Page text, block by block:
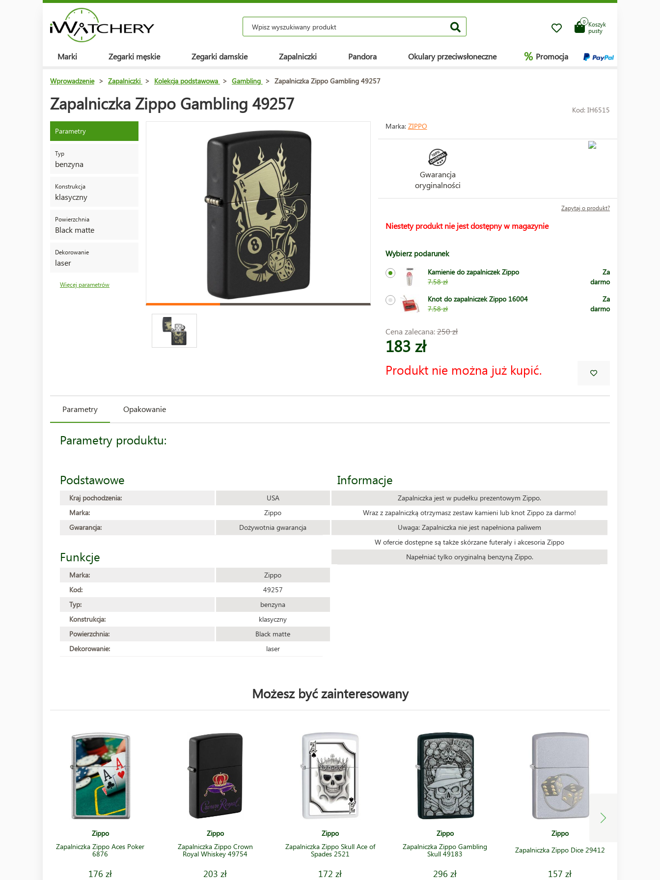
Koszyk
pusty
0
Marki Zegarki męskie Zegarki damskie Zapalniczki Pandora Okulary przeciwsłoneczne % Promocja
Wprowadzenie > Zapalniczki > Kolekcja podstawowa > Gambling > Zapalniczka Zippo Gambling 49257
Zapalniczka Zippo Gambling 49257 Kod: IH6515
Parametry
Typ
benzyna
Konstrukcja
klasyczny
Powierzchnia
Black matte
Dekorowanie
laser
Więcej parametrów
Marka: ZIPPO
Gwarancja
oryginalności
Zapytaj o produkt?
Niestety produkt nie jest dostępny w magazynie
Wybierz podarunek
Kamienie do zapalniczek Zippo
7.58 zł
Za
darmo
Knot do zapalniczek Zippo 16004
7.58 zł
Za
darmo
Cena zalecana:250 zł
183 zł
Produkt nie można już kupić.
Parametry Opakowanie
Parametry produktu:
Podstawowe
Kraj pochodzenia:
USA
Marka:
Zippo
Gwarancja:
Dożywotnia gwarancja
Funkcje
Marka:
Zippo
Kod:
49257
Typ:
benzyna
Konstrukcja:
klasyczny
Powierzchnia:
Black matte
Dekorowanie:
laser
Informacje
Zapalniczka jest w pudełku prezentowym Zippo.
Wraz z zapalniczką otrzymasz zestaw kamieni lub knot Zippo za darmo!
Uwaga: Zapalniczka nie jest napełniona paliwem
W ofercie dostępne są także skórzane futerały i akcesoria Zippo
Napełniać tylko oryginalną benzyną Zippo.
Możesz być zainteresowany
Zippo
Zapalniczka Zippo Aces Poker
6876
176 zł
Zippo
Zapalniczka Zippo Crown
Royal Whiskey 49754
203 zł
Zippo
Zapalniczka Zippo Skull Ace of
Spades 2521
172 zł
Zippo
Zapalniczka Zippo Gambling
Skull 49183
296 zł
Zippo
Zapalniczka Zippo Dice 29412
157 zł